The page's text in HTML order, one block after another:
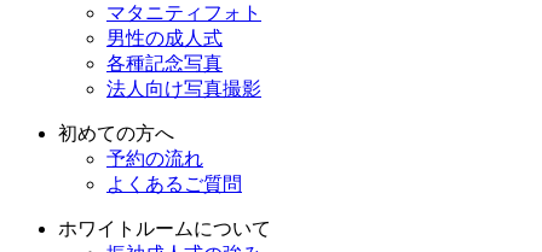
マタニティフォト
男性の成人式
各種記念写真
法人向け写真撮影
初めての方へ
予約の流れ
よくあるご質問
ホワイトルームについて